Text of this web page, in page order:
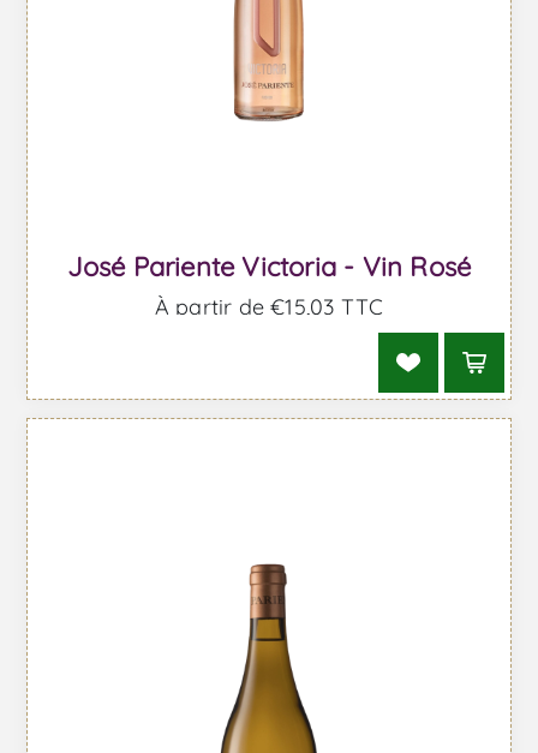
José Pariente Victoria - Vin Rosé
À partir de €15,03 TTC